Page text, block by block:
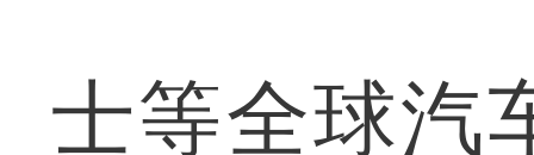
士等全球汽